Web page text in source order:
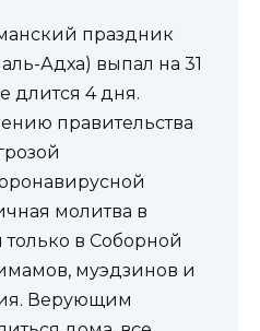
праздник
Адха) выпал на 31
длится 4 дня.
правительства
молитва в
в Соборной
муэдзинов и
Верующим